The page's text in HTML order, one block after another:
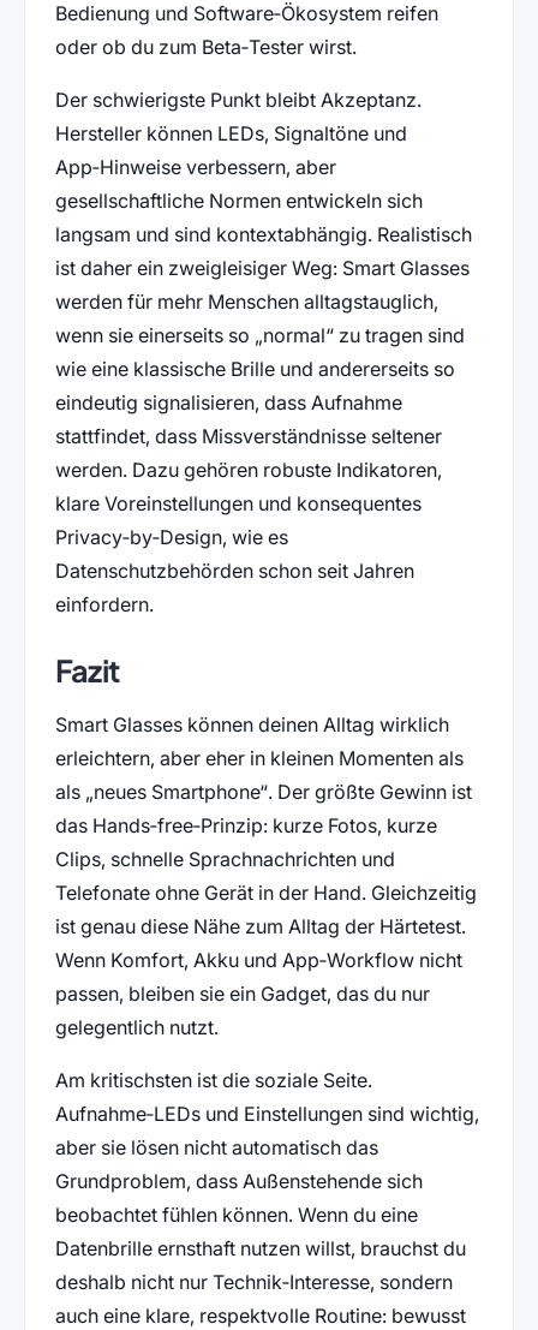
Bedienung und Software‑Ökosystem reifen
oder ob du zum Beta‑Tester wirst.
Der schwierigste Punkt bleibt Akzeptanz.
Hersteller können LEDs, Signaltöne und
App‑Hinweise verbessern, aber
gesellschaftliche Normen entwickeln sich
langsam und sind kontextabhängig. Realistisch
ist daher ein zweigleisiger Weg: Smart Glasses
werden für mehr Menschen alltagstauglich,
wenn sie einerseits so „normal“ zu tragen sind
wie eine klassische Brille und andererseits so
eindeutig signalisieren, dass Aufnahme
stattfindet, dass Missverständnisse seltener
werden. Dazu gehören robuste Indikatoren,
klare Voreinstellungen und konsequentes
Privacy‑by‑Design, wie es
Datenschutzbehörden schon seit Jahren
einfordern.
Fazit
Smart Glasses können deinen Alltag wirklich
erleichtern, aber eher in kleinen Momenten als
als „neues Smartphone“. Der größte Gewinn ist
das Hands‑free‑Prinzip: kurze Fotos, kurze
Clips, schnelle Sprachnachrichten und
Telefonate ohne Gerät in der Hand. Gleichzeitig
ist genau diese Nähe zum Alltag der Härtetest.
Wenn Komfort, Akku und App‑Workflow nicht
passen, bleiben sie ein Gadget, das du nur
gelegentlich nutzt.
Am kritischsten ist die soziale Seite.
Aufnahme‑LEDs und Einstellungen sind wichtig,
aber sie lösen nicht automatisch das
Grundproblem, dass Außenstehende sich
beobachtet fühlen können. Wenn du eine
Datenbrille ernsthaft nutzen willst, brauchst du
deshalb nicht nur Technik‑Interesse, sondern
auch eine klare, respektvolle Routine: bewusst